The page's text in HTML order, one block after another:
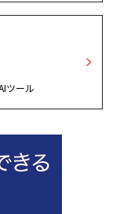
ツール